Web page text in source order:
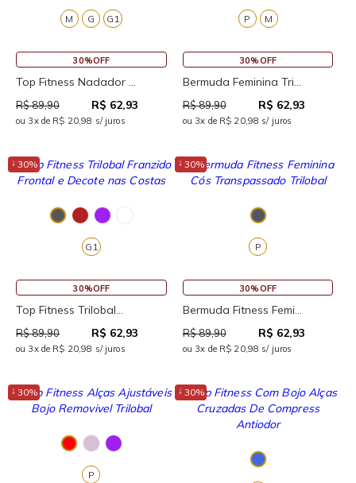
M G G1
30%OFF
Top Fitness Nadador ...
R$ 89,90 R$ 62,93
ou 3x de R$ 20,98 s/ juros
M
P
30%OFF
Bermuda Feminina Tri...
R$ 89,90 R$ 62,93
ou 3x de R$ 20,98 s/ juros
↓ 30%
G1
30%OFF
Top Fitness Trilobal...
R$ 89,90 R$ 62,93
ou 3x de R$ 20,98 s/ juros
↓ 30%
P
30%OFF
Bermuda Fitness Femi...
R$ 89,90 R$ 62,93
ou 3x de R$ 20,98 s/ juros
↓ 30%
P
↓ 30%